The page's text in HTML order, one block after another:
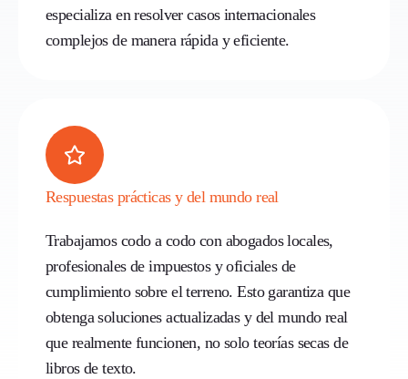
especializa en resolver casos internacionales
complejos de manera rápida y eficiente.
Respuestas prácticas y del mundo real
Trabajamos codo a codo con abogados locales,
profesionales de impuestos y oficiales de
cumplimiento sobre el terreno. Esto garantiza que
obtenga soluciones actualizadas y del mundo real
que realmente funcionen, no solo teorías secas de
libros de texto.